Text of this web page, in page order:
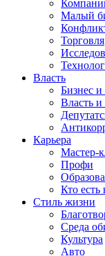
Малый
Торговля
Власть
Бизнес и
Власть
Карьера
Мастер-
Профи
Кто есть
Стиль жизни
Среда
Культура
Авто